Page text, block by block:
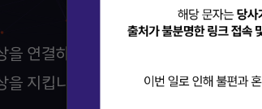
을 연결하고,
을 지킵니다.